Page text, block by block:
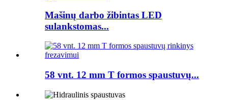
Mašinų darbo žibintas LED
sulankstomas...
58 vnt. 12 mm T formos spaustuvų...